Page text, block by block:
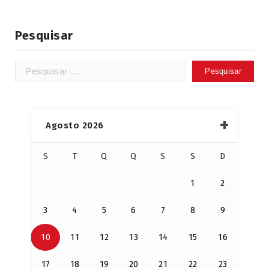
Pesquisar
Pesquisar
Agosto 2026
S T Q Q S S D
1 2
3 4 5 6 7 8 9
10 11 12 13 14 15 16
17 18 19 20 21 22 23